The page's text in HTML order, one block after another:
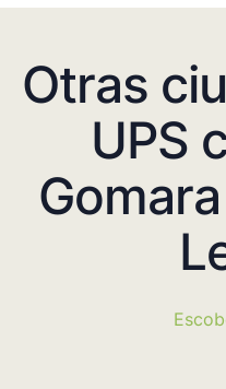
Otras
UPS